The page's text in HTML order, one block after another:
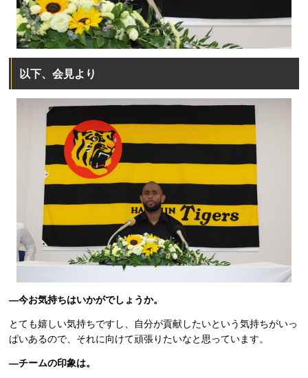
以下、会見より
―今お気持ちはいかがでしょうか。
とても嬉しい気持ちですし、自分が貢献したいという気持ちがいっ
ぱいあるので、それに向けて頑張りたいなと思っています。
―チームの印象は。